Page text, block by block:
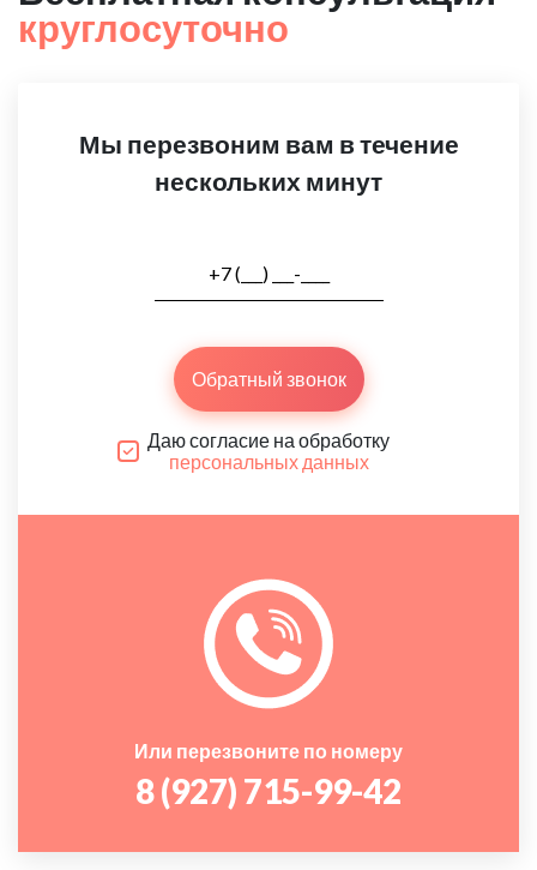
круглосуточно
Мы перезвоним вам в течение
нескольких минут
Обратный звонок
Даю согласие на обработку
персональных данных
Или перезвоните по номеру
8 (927) 715-99-42